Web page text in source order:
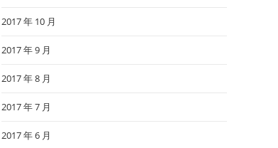
2017 年 10 月
2017 年 9 月
2017 年 8 月
2017 年 7 月
2017 年 6 月